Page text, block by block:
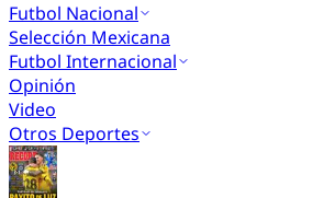
Futbol Nacional
Selección Mexicana
Futbol Internacional
Opinión
Video
Otros Deportes